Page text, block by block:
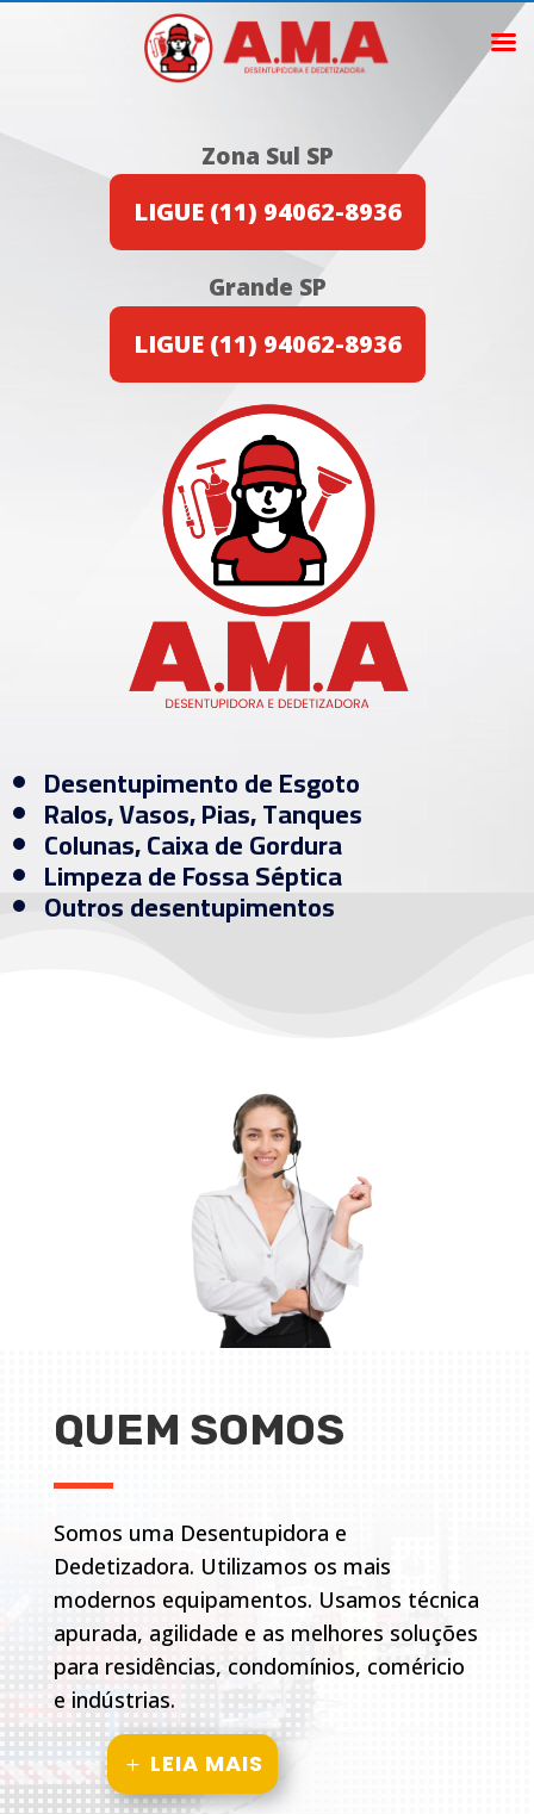
Zona Sul SP
LIGUE (11) 94062-8936
Grande SP
LIGUE (11) 94062-8936
Desentupimento de Esgoto
Ralos, Vasos, Pias, Tanques
Colunas, Caixa de Gordura
Limpeza de Fossa Séptica
Outros desentupimentos
QUEM SOMOS
Somos uma Desentupidora e
Dedetizadora. Utilizamos os mais
modernos equipamentos. Usamos técnica
apurada, agilidade e as melhores soluções
para residências, condomínios, coméricio
e indústrias.
LEIA MAIS